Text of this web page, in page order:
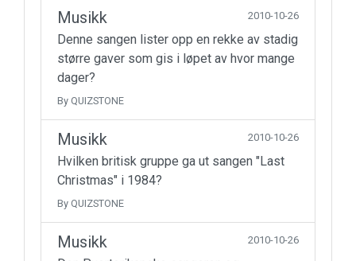
Musikk 2010-10-26
Denne sangen lister opp en rekke av stadig
større gaver som gis i løpet av hvor mange
dager?
By QUIZSTONE
Musikk 2010-10-26
Hvilken britisk gruppe ga ut sangen "Last
Christmas" i 1984?
By QUIZSTONE
Musikk 2010-10-26